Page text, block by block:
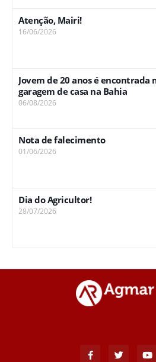
Atenção, Mairi!
16/06/2026
Jovem de 20 anos é encontrada
garagem de casa na Bahia
06/08/2026
Nota de falecimento
01/06/2026
Dia do Agricultor!
28/07/2026